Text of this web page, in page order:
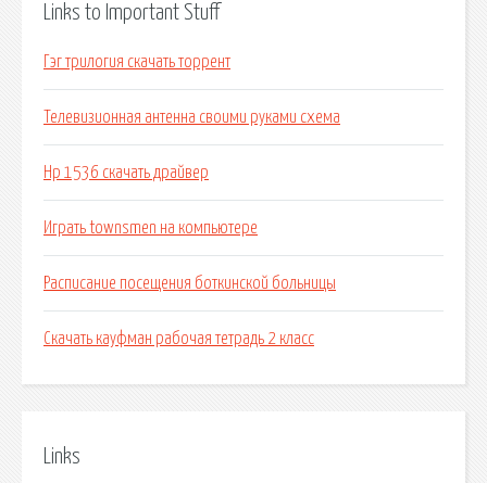
Links to Important Stuff
Гэг трилогия скачать торрент
Телевизионная антенна своими руками схема
Hp 1536 скачать драйвер
Играть townsmen на компьютере
Расписание посещения боткинской больницы
Скачать кауфман рабочая тетрадь 2 класс
Links